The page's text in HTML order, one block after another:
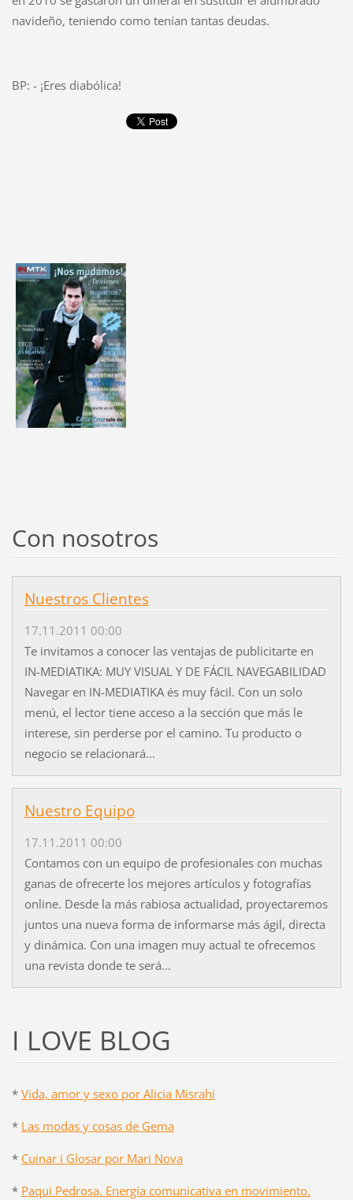
navideño, teniendo como tenían tantas deudas.
BP: - ¡Eres diabólica!
Con nosotros
Nuestros Clientes
17.11.2011 00:00
Te invitamos a conocer las ventajas de publicitarte en
IN-MEDIATIKA: MUY VISUAL Y DE FÁCIL NAVEGABILIDAD
Navegar en IN-MEDIATIKA és muy fácil. Con un solo
menú, el lector tiene acceso a la sección que más le
interese, sin perderse por el camino. Tu producto o
negocio se relacionará...
Nuestro Equipo
17.11.2011 00:00
Contamos con un equipo de profesionales con muchas
ganas de ofrecerte los mejores artículos y fotografías
online. Desde la más rabiosa actualidad, proyectaremos
juntos una nueva forma de informarse más ágil, directa
y dinámica. Con una imagen muy actual te ofrecemos
una revista donde te será...
I LOVE BLOG
* Vida, amor y sexo por Alicia Misrahi
* Las modas y cosas de Gema
* Cuinar i Glosar por Mari Nova
* Paqui Pedrosa. Energía comunicativa en movimiento.